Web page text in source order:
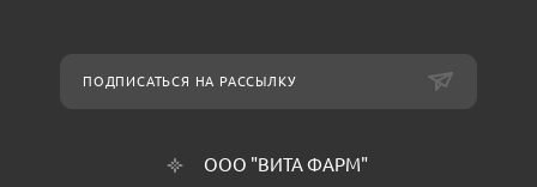
ПОДПИСАТЬСЯ НА РАССЫЛКУ
ООО "ВИТА ФАРМ"